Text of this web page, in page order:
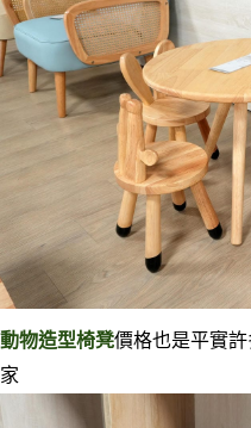
動物造型椅凳價格也是平實
家